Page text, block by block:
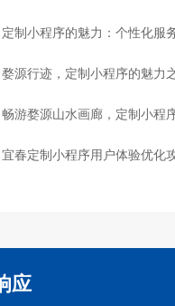
定制小程序的魅力：个性化服
婺源行迹，定制小程序的魅力
畅游婺源山水画廊，定制小程
宜春定制小程序用户体验优化
应